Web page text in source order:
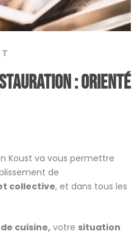
: Orienté
Koust va vous permettre
de
collective, et dans tous les
cuisine, votre situation